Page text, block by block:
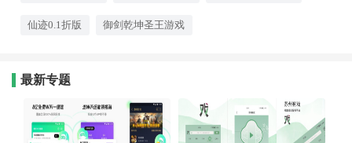
试试看吧！
仙迹0.1折版 御剑乾坤圣王游戏
最新专题